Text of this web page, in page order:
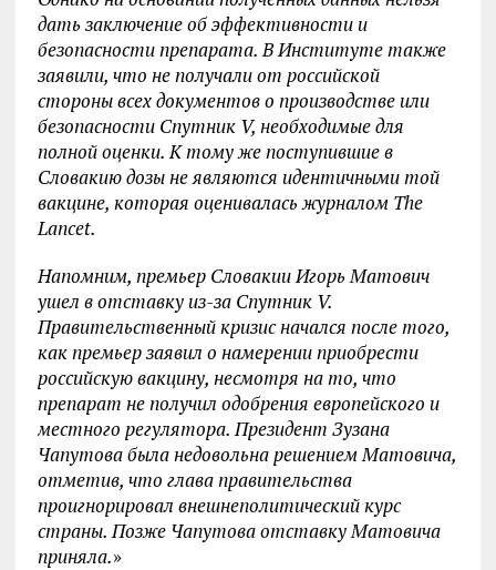
дать заключение об эффективности и
безопасности препарата. В Институте также
заявили, что не получали от российской
стороны всех документов о производстве или
безопасности Спутник V, необходимые для
полной оценки. К тому же поступившие в
Словакию дозы не являются идентичными той
вакцине, которая оценивалась журналом The
Lancet.
Напомним, премьер Словакии Игорь Матович
ушел в отставку из-за Спутник V.
Правительственный кризис начался после того,
как премьер заявил о намерении приобрести
российскую вакцину, несмотря на то, что
препарат не получил одобрения европейского и
местного регулятора. Президент Зузана
Чапутова была недовольна решением Матовича,
отметив, что глава правительства
проигнорировал внешнеполитический курс
страны. Позже Чапутова отставку Матовича
приняла.»